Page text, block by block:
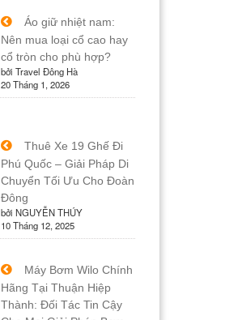
Áo giữ nhiệt nam:
Nên mua loại cổ cao hay
cổ tròn cho phù hợp?
bởi Travel Đông Hà
20 Tháng 1, 2026
Thuê Xe 19 Ghế Đi
Phú Quốc – Giải Pháp Di
Chuyển Tối Ưu Cho Đoàn
Đông
bởi NGUYỄN THÚY
10 Tháng 12, 2025
Máy Bơm Wilo Chính
Hãng Tại Thuận Hiệp
Thành: Đối Tác Tin Cậy